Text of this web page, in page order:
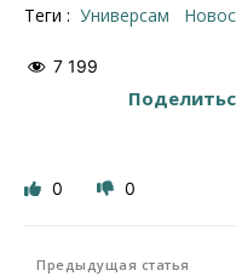
Теги : Универсам
7 199
0 0
Предыдущая статья